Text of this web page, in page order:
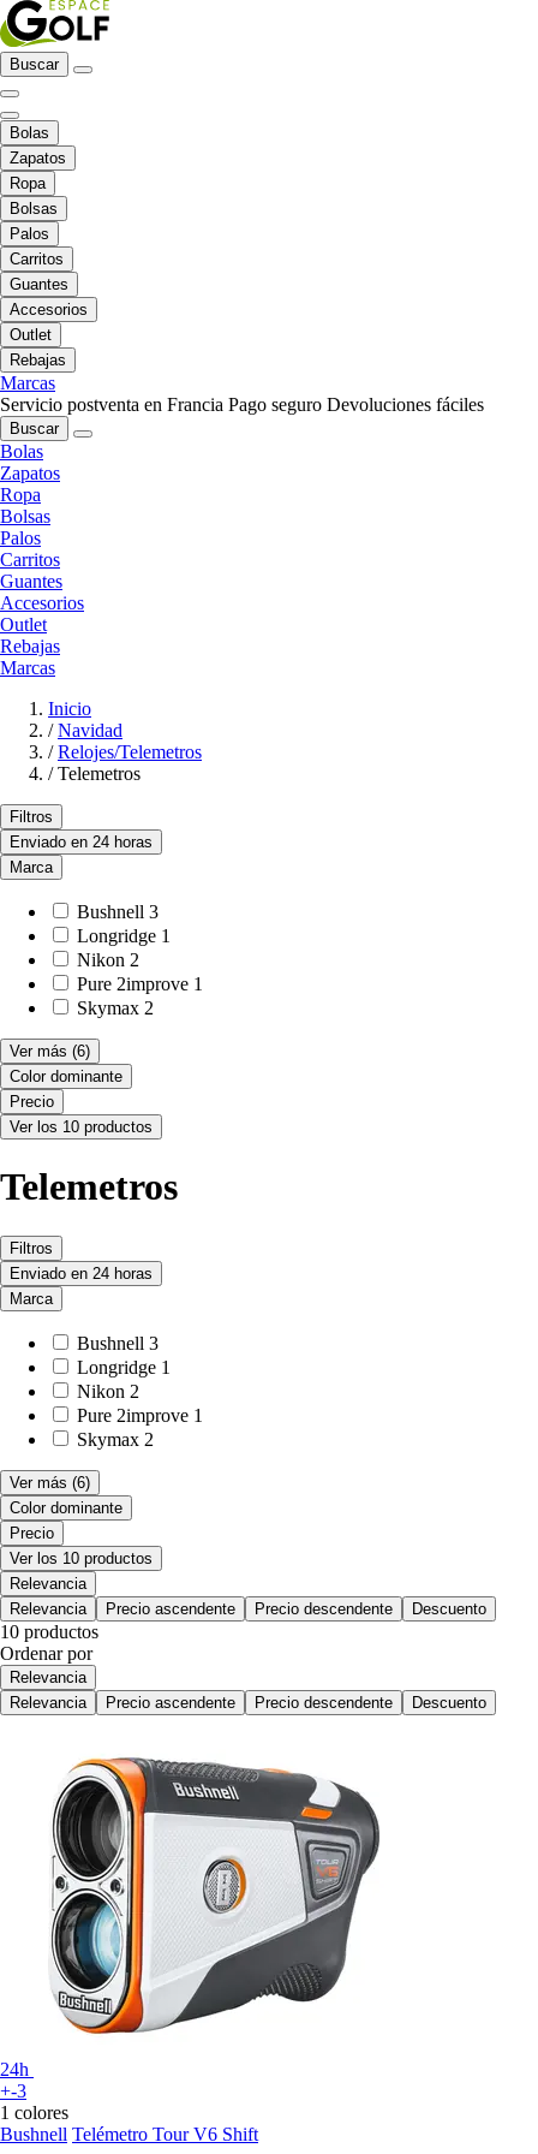
Buscar
Bolas
Zapatos
Ropa
Bolsas
Palos
Carritos
Guantes
Accesorios
Outlet
Rebajas
Marcas
Servicio postventa en Francia Pago seguro Devoluciones fáciles
Buscar
Bolas
Zapatos
Ropa
Bolsas
Palos
Carritos
Guantes
Accesorios
Outlet
Rebajas
Marcas
Inicio
/ Navidad
/ Relojes/Telemetros
/ Telemetros
Filtros
Enviado en 24 horas
Marca
Bushnell 3
Longridge 1
Nikon 2
Pure 2improve 1
Skymax 2
Ver más (6)
Color dominante
Precio
Ver los 10 productos
Telemetros
Filtros
Enviado en 24 horas
Marca
Bushnell 3
Longridge 1
Nikon 2
Pure 2improve 1
Skymax 2
Ver más (6)
Color dominante
Precio
Ver los 10 productos
Relevancia
Relevancia
Precio ascendente Precio descendente Descuento
10 productos
Ordenar por
Relevancia
Relevancia
Precio ascendente Precio descendente Descuento
24h
+-3
1 colores
Bushnell Telémetro Tour V6 Shift